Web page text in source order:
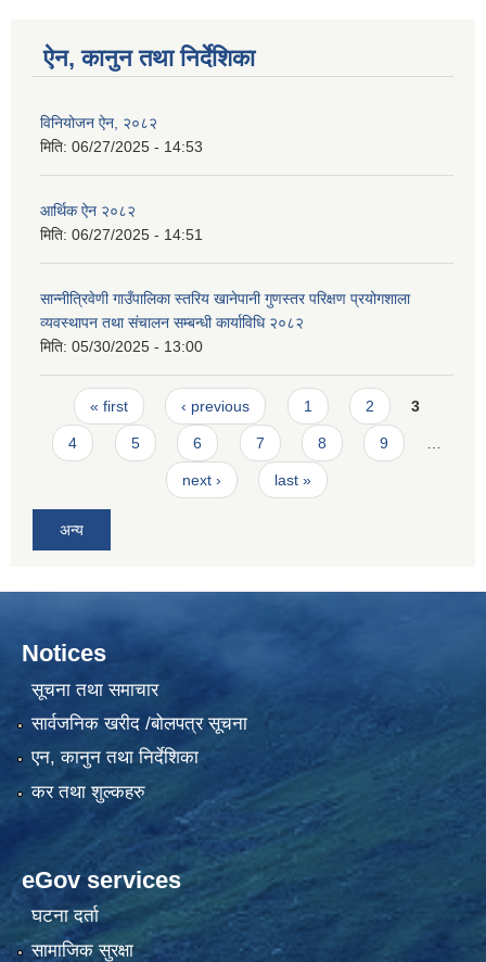
ऐन, कानुन तथा निर्देशिका
विनियोजन ऐन, २०८२
मिति: 06/27/2025 - 14:53
आर्थिक ऐन २०८२
मिति: 06/27/2025 - 14:51
सान्नीत्रिवेणी गाउँपालिका स्तरिय खानेपानी गुणस्तर परिक्षण प्रयोगशाला
व्यवस्थापन तथा संचालन सम्बन्धी कार्याविधि २०८२
मिति: 05/30/2025 - 13:00
Pages
« first ‹ previous 1 2 3
4 5 6 7 8 9
next › last »
अन्य
Notices
सूचना तथा समाचार
सार्वजनिक खरीद /बोलपत्र सूचना
एन, कानुन तथा निर्देशिका
कर तथा शुल्कहरु
eGov services
घटना दर्ता
सामाजिक सुरक्षा